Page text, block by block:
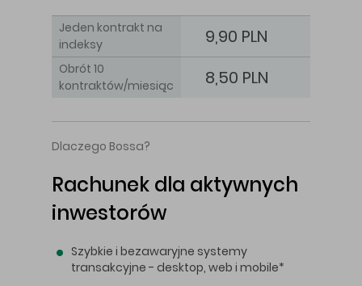
Jeden kontrakt na
indeksy
9,90 PLN
Obrót 10
kontraktów/miesiąc
8,50 PLN
Dlaczego Bossa?
Rachunek dla aktywnych
inwestorów
Szybkie i bezawaryjne systemy
transakcyjne - desktop, web i mobile*